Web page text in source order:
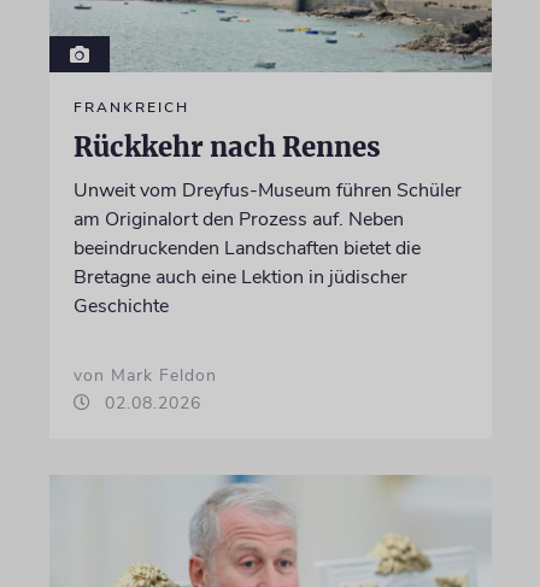
FRANKREICH
Rückkehr nach Rennes
Unweit vom Dreyfus-Museum führen Schüler
am Originalort den Prozess auf. Neben
beeindruckenden Landschaften bietet die
Bretagne auch eine Lektion in jüdischer
Geschichte
von Mark Feldon
02.08.2026